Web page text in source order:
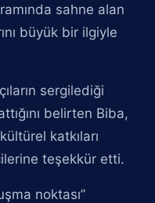
sahne alan
büyük bir ilgiyle
sergilediği
belirten Biba,
katkıları
teşekkür etti.
noktası”